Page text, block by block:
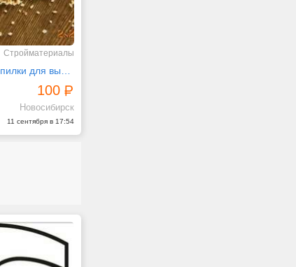
Стройматериалы
100
Новосибирск
11 сентября в 17:54